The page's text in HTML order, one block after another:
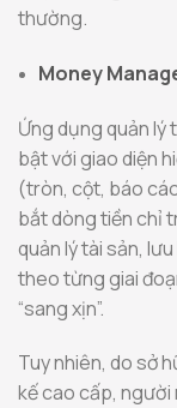
thường.
Money
Ứng dụng quản lý
bật với giao diện
(tròn, cột, báo
bắt dòng tiền chỉ
quản lý tài sản,
theo từng giai
“sang xịn”.
Tuy nhiên, do sở
kế cao cấp, người